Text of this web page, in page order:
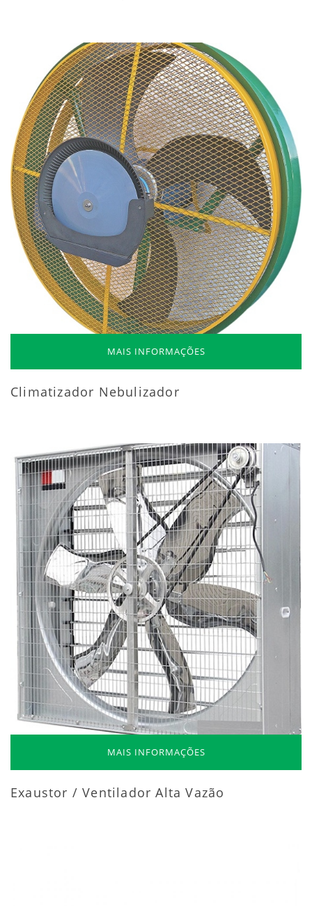
MAIS INFORMAÇÕES
Climatizador Nebulizador
MAIS INFORMAÇÕES
Exaustor / Ventilador Alta Vazão